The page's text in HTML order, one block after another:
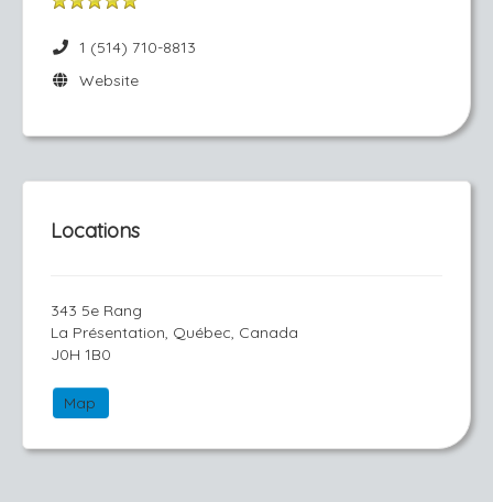
1 (514) 710-8813
Website
Locations
343 5e Rang
La Présentation, Québec, Canada
J0H 1B0
Map